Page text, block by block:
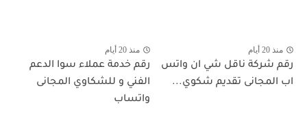
منذ 20 أيام
رقم شركة ناقل شي ان واتس
اب المجانى تقديم شكوي...
منذ 20 أيام
رقم خدمة عملاء سوا الدعم
الفني و للشكاوي المجانى
واتساب